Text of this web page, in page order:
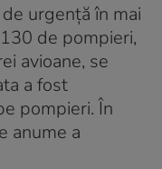
urgenţă în mai
de pompieri,
avioane, se
a fost
pompieri. În
anume a